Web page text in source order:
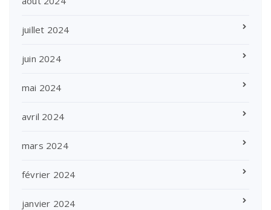
juillet 2024
juin 2024
mai 2024
avril 2024
mars 2024
février 2024
janvier 2024